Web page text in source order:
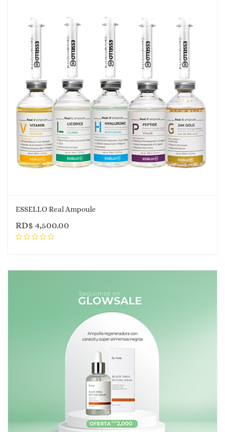
ESSELLO Real Ampoule
RD$ 4,500.00